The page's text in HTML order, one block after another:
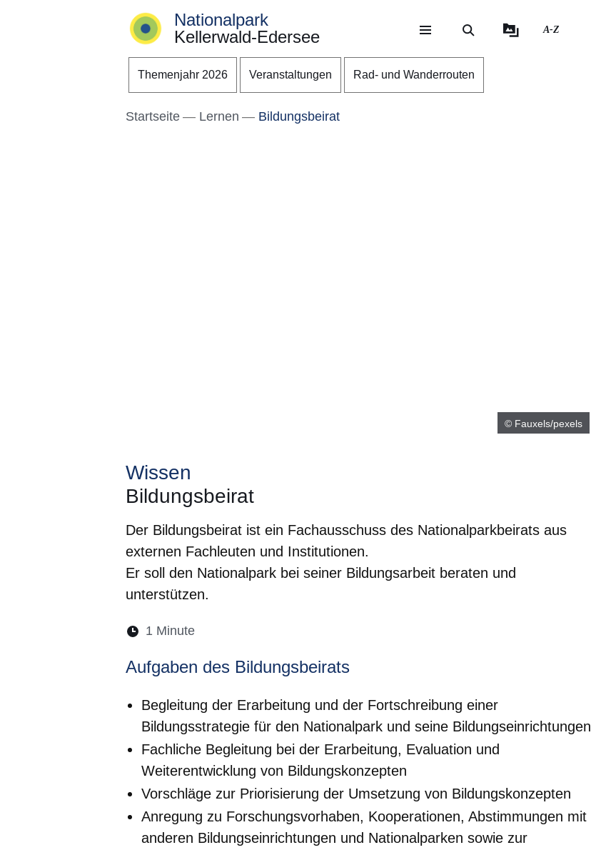
Direkt zum Kopf der Seite
Direkt zum Inhalt
Direkt zum Fuß der Seite
Nationalpark
Kellerwald-Edersee
A-Z
Themenjahr 2026 Veranstaltungen Rad- und Wanderrouten
Startseite Lernen Bildungsbeirat
© Fauxels/pexels
Wissen
Bildungsbeirat
Der Bildungsbeirat ist ein Fachausschuss des Nationalparkbeirats aus
externen Fachleuten und Institutionen.
Er soll den Nationalpark bei seiner Bildungsarbeit beraten und
unterstützen.
Lesedauer:
1 Minute
Aufgaben des Bildungsbeirats
Begleitung der Erarbeitung und der Fortschreibung einer
Bildungsstrategie für den Nationalpark und seine Bildungseinrichtungen
Fachliche Begleitung bei der Erarbeitung, Evaluation und
Weiterentwicklung von Bildungskonzepten
Vorschläge zur Priorisierung der Umsetzung von Bildungskonzepten
Anregung zu Forschungsvorhaben, Kooperationen, Abstimmungen mit
anderen Bildungseinrichtungen und Nationalparken sowie zur